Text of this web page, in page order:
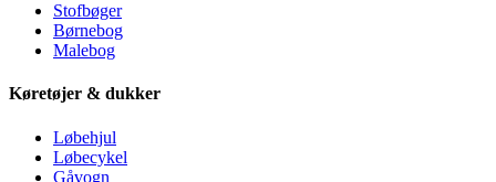
Stofbøger
Børnebog
Malebog
Køretøjer & dukker
Løbehjul
Løbecykel
Gåvogn